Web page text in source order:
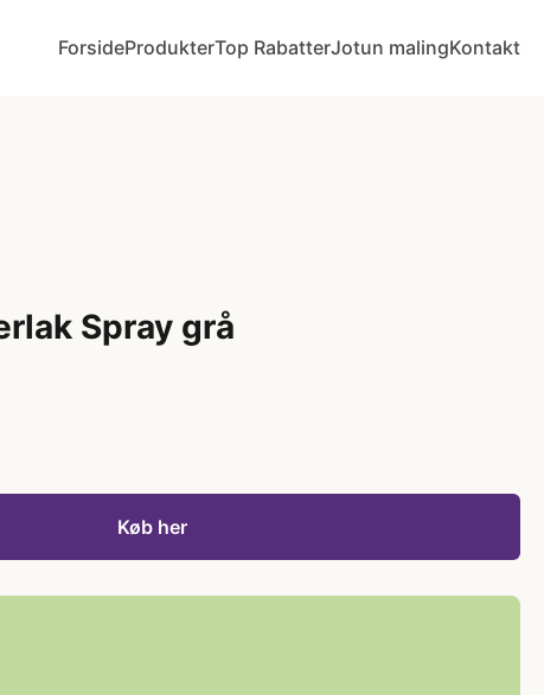
ForsideProdukterTop RabatterJotun malingKontakt
Spray grå
Køb her